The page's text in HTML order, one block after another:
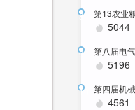
8
5044
9
5196
10
4561